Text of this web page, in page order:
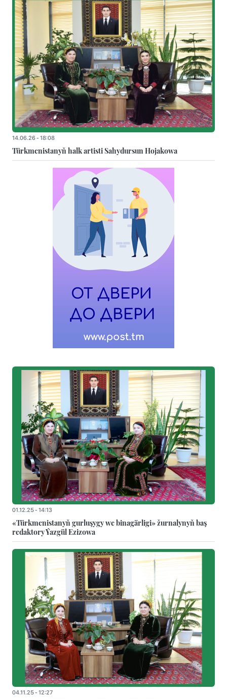
14.06.26 - 18:08
Türkmenistanyň halk artisti Sahydursun Hojakowa
01.12.25 - 14:13
«Türkmenistanyň gurluşygy we binagärligi» žurnalynyň baş
redaktory Ýazgül Ezizowa
04.11.25 - 12:27